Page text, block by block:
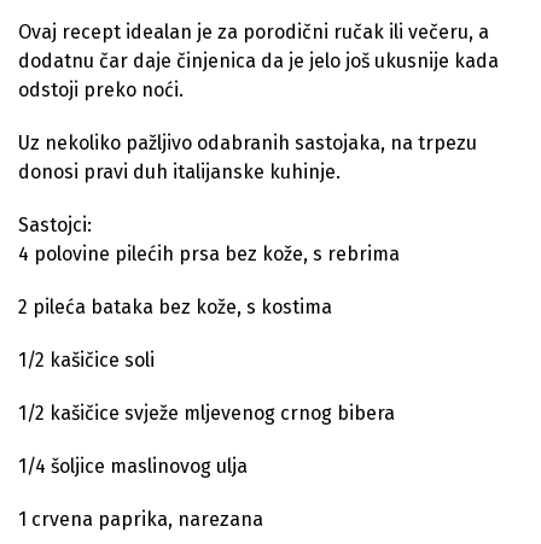
Ovaj recept idealan je za porodični ručak ili večeru, a
dodatnu čar daje činjenica da je jelo još ukusnije kada
odstoji preko noći.
Uz nekoliko pažljivo odabranih sastojaka, na trpezu
donosi pravi duh italijanske kuhinje.
Sastojci:
4 polovine pilećih prsa bez kože, s rebrima
2 pileća bataka bez kože, s kostima
1/2 kašičice soli
1/2 kašičice svježe mljevenog crnog bibera
1/4 šoljice maslinovog ulja
1 crvena paprika, narezana